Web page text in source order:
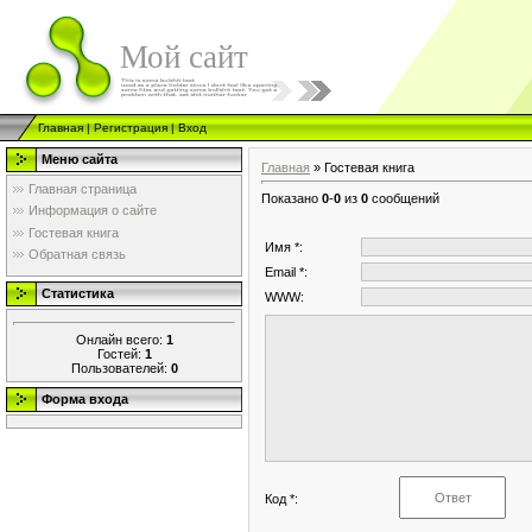
Мой сайт
Главная|Регистрация|Вход
Меню сайта
Главная страница
Информация о сайте
Гостевая книга
Обратная связь
Статистика
Онлайн всего: 1
Гостей: 1
Пользователей: 0
Форма входа
Главная » Гостевая книга
Показано 0-0 из 0 сообщений
Имя *:
Email *:
WWW:
Код *: